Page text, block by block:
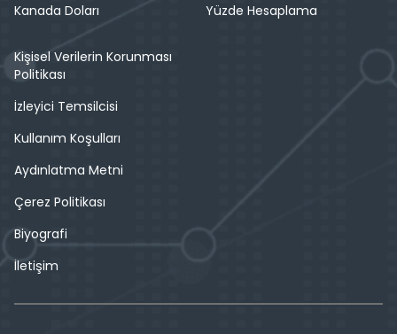
Kanada Doları
Yüzde Hesaplama
Kişisel Verilerin Korunması
Politikası
İzleyici Temsilcisi
Kullanım Koşulları
Aydınlatma Metni
Çerez Politikası
Biyografi
İletişim